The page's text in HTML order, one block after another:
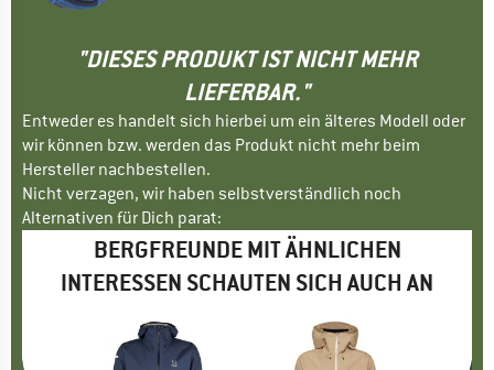
"DIESES PRODUKT IST NICHT MEHR
LIEFERBAR."
Entweder es handelt sich hierbei um ein älteres Modell oder
wir können bzw. werden das Produkt nicht mehr beim
Hersteller nachbestellen.
Nicht verzagen, wir haben selbstverständlich noch
Alternativen für Dich parat:
BERGFREUNDE MIT ÄHNLICHEN
INTERESSEN SCHAUTEN SICH AUCH AN